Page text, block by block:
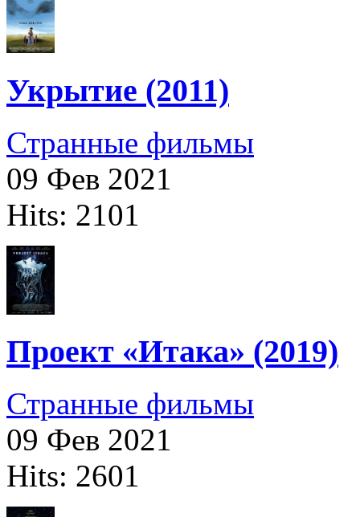
Укрытие (2011)
Странные фильмы
09 Фев 2021
Hits: 2101
Проект «Итака» (2019)
Странные фильмы
09 Фев 2021
Hits: 2601